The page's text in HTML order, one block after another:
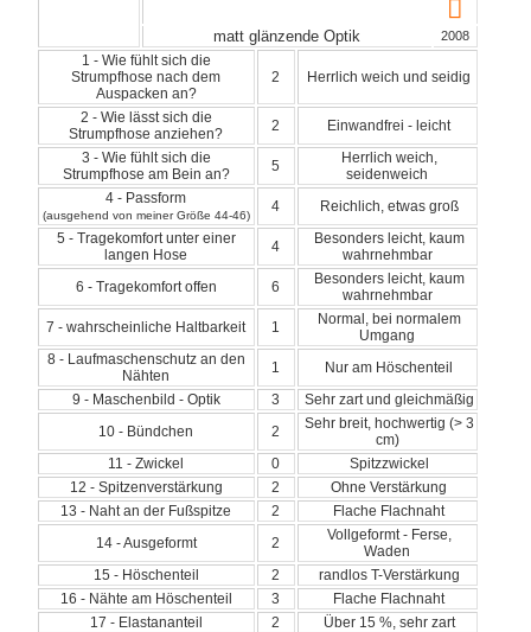
matt glänzende Optik 2008
1 - Wie fühlt sich die
Strumpfhose nach dem
Auspacken an?
2 Herrlich weich und seidig
2 - Wie lässt sich die
Strumpfhose anziehen?
2
Einwandfrei - leicht
3 - Wie fühlt sich die
Strumpfhose am Bein an?
5
Herrlich weich,
seidenweich
4 - Passform
(ausgehend von meiner Größe 44-46)
4
Reichlich, etwas groß
5 - Tragekomfort unter einer
langen Hose
4
Besonders leicht, kaum
wahrnehmbar
6 - Tragekomfort offen
6
Besonders leicht, kaum
wahrnehmbar
7 - wahrscheinliche Haltbarkeit
1
Normal, bei normalem
Umgang
8 - Laufmaschenschutz an den
Nähten
1
Nur am Höschenteil
9 - Maschenbild - Optik
3
Sehr zart und gleichmäßig
10 - Bündchen
2
Sehr breit, hochwertig (> 3
cm)
11 - Zwickel
0
Spitzzwickel
12 - Spitzenverstärkung
2
Ohne Verstärkung
13 - Naht an der Fußspitze
2
Flache Flachnaht
14 - Ausgeformt
2
Vollgeformt - Ferse,
Waden
15 - Höschenteil
2
randlos T-Verstärkung
16 - Nähte am Höschenteil
3
Flache Flachnaht
17 - Elastananteil
2
Über 15 %, sehr zart